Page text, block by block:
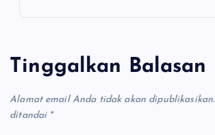
Tinggalkan Balasan
Alamat email Anda tidak akan dipublikasikan.
ditandai *